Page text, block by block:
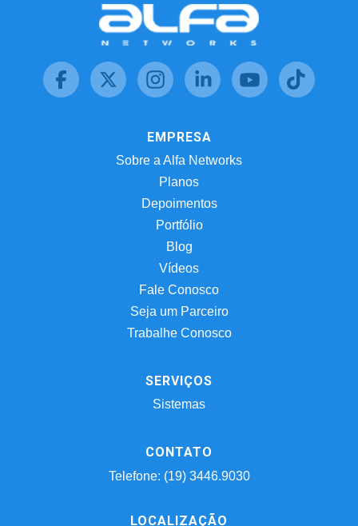
EMPRESA
Sobre a Alfa Networks
Planos
Depoimentos
Portfólio
Blog
Vídeos
Fale Conosco
Seja um Parceiro
Trabalhe Conosco
SERVIÇOS
Sistemas
CONTATO
Telefone: (19) 3446.9030
LOCALIZAÇÃO